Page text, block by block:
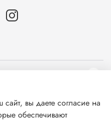
вы даете согласие на
обеспечивают